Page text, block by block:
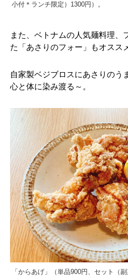
小付＊ランチ限定）1300円）。
また、ベトナムの人気麺料理、
た「あさりのフォー」もオスス
自家製ベジブロスにあさりのう
心と体に染み渡る～。
「からあげ」（単品900円、セット（